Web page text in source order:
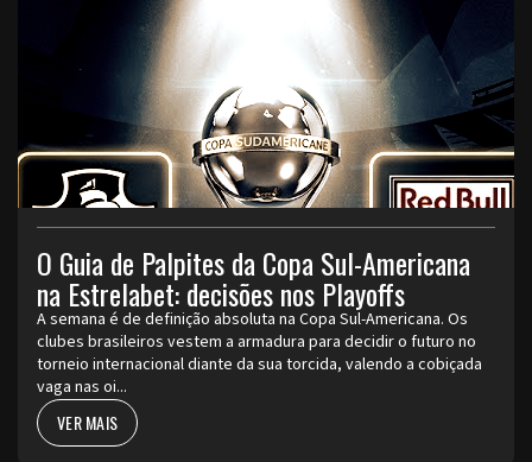
O Guia de Palpites da Copa Sul-Americana
na Estrelabet: decisões nos Playoffs
A semana é de definição absoluta na Copa Sul-Americana. Os
clubes brasileiros vestem a armadura para decidir o futuro no
torneio internacional diante da sua torcida, valendo a cobiçada
vaga nas oi...
VER MAIS